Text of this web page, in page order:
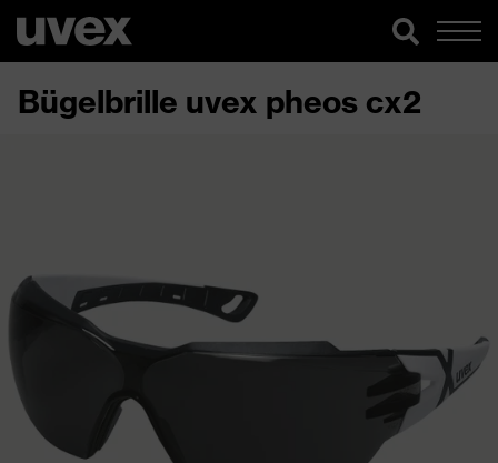
Bügelbrille uvex pheos cx2